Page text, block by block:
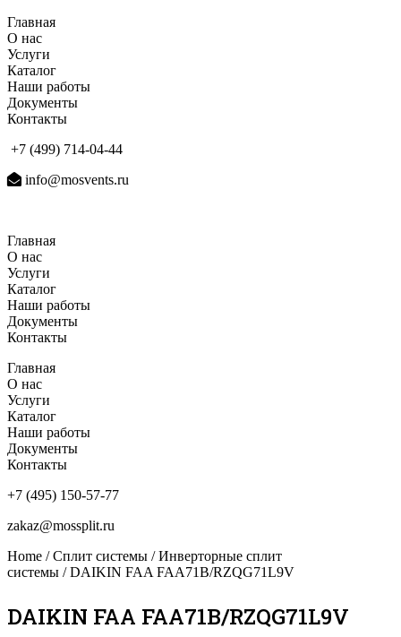
Главная
О нас
Услуги
Каталог
Наши работы
Документы
Контакты
+7 (499) 714-04-44
info@mosvents.ru
Главная
О нас
Услуги
Каталог
Наши работы
Документы
Контакты
Главная
О нас
Услуги
Каталог
Наши работы
Документы
Контакты
+7 (495) 150-57-77
zakaz@mossplit.ru
Home /Сплит системы /Инверторные сплит
системы / DAIKIN FAA FAA71B/RZQG71L9V
DAIKIN FAA FAA71B/RZQG71L9V